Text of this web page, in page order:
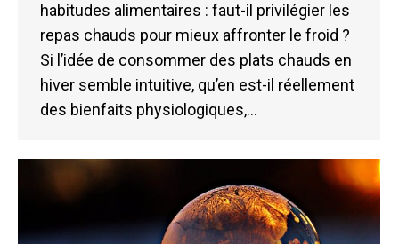
habitudes alimentaires : faut-il privilégier les
repas chauds pour mieux affronter le froid ?
Si l’idée de consommer des plats chauds en
hiver semble intuitive, qu’en est-il réellement
des bienfaits physiologiques,…